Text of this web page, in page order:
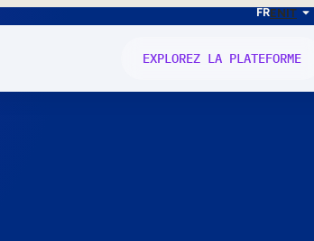
FRENIT
EXPLOREZ LA PLATEFORME